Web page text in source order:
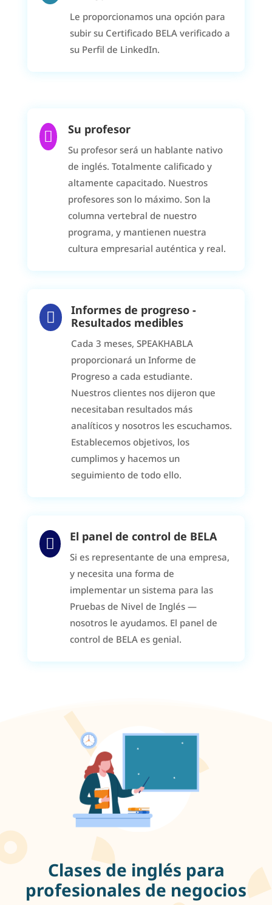
Le proporcionamos una opción para
subir su Certificado BELA verificado a
su Perfil de LinkedIn.
 Su profesor
Su profesor será un hablante nativo
de inglés. Totalmente calificado y
altamente capacitado. Nuestros
profesores son lo máximo. Son la
columna vertebral de nuestro
programa, y mantienen nuestra
cultura empresarial auténtica y real.

Informes de progreso -
Resultados medibles
Cada 3 meses, SPEAKHABLA
proporcionará un Informe de
Progreso a cada estudiante.
Nuestros clientes nos dijeron que
necesitaban resultados más
analíticos y nosotros les escuchamos.
Establecemos objetivos, los
cumplimos y hacemos un
seguimiento de todo ello.
 El panel de control de BELA
Si es representante de una empresa,
y necesita una forma de
implementar un sistema para las
Pruebas de Nivel de Inglés —
nosotros le ayudamos. El panel de
control de BELA es genial.
Clases de inglés para
profesionales de negocios